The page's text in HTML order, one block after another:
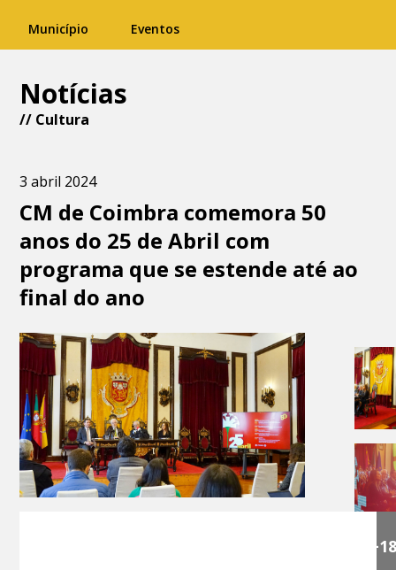
Município Eventos
Notícias
// Cultura
3 abril 2024
CM de Coimbra comemora 50
anos do 25 de Abril com
programa que se estende até ao
final do ano
+18